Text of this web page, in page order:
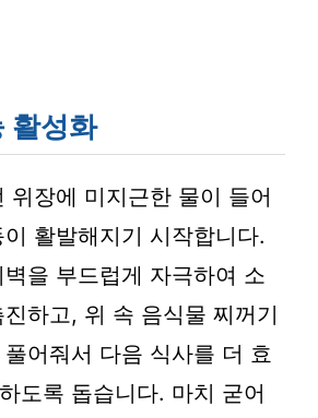
활성화
위장에 미지근한 물이 들어
활발해지기 시작합니다.
을 부드럽게 자극하여 소
하고, 위 속 음식물 찌꺼기
어줘서 다음 식사를 더 효
도록 돕습니다. 마치 굳어